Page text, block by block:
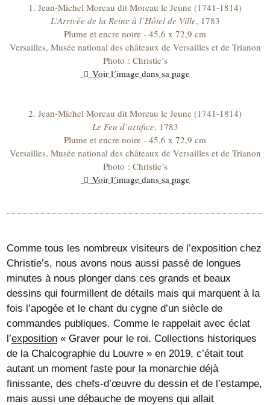
1. Jean-Michel Moreau dit Moreau le Jeune (1741-1814)
L’Arrivée de la Reine à l’Hôtel de Ville, 1783
Plume et encre noire - 45,6 x 72,9 cm
Versailles, Musée national des châteaux de Versailles et de Trianon
Photo : Christie’s
Voir l´image dans sa page
2. Jean-Michel Moreau dit Moreau le Jeune (1741-1814)
Le Feu d’artifice, 1783
Plume et encre noire - 45,6 x 72,9 cm
Versailles, Musée national des châteaux de Versailles et de Trianon
Photo : Christie’s
Voir l´image dans sa page
Comme tous les nombreux visiteurs de l’exposition chez
Christie’s, nous avons nous aussi passé de longues
minutes à nous plonger dans ces grands et beaux
dessins qui fourmillent de détails mais qui marquent à la
fois l’apogée et le chant du cygne d’un siècle de
commandes publiques. Comme le rappelait avec éclat
l’exposition « Graver pour le roi. Collections historiques
de la Chalcographie du Louvre » en 2019, c’était tout
autant un moment faste pour la monarchie déjà
finissante, des chefs-d’œuvre du dessin et de l’estampe,
mais aussi une débauche de moyens qui allait